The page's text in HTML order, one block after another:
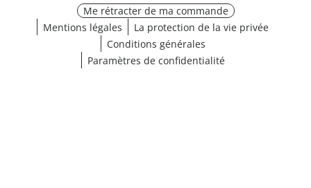
Me rétracter de ma commande
Mentions légales
La protection de la vie privée
Conditions générales
Paramètres de confidentialité